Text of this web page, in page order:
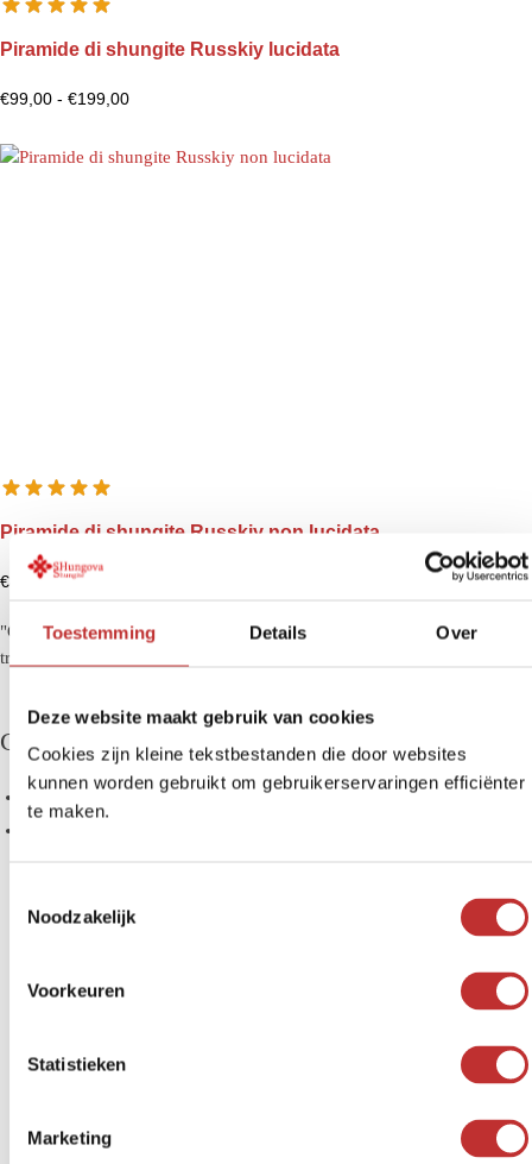
Toestemming Details Over
Deze website maakt gebruik van cookies
Cookies zijn kleine tekstbestanden die door websites
kunnen worden gebruikt om gebruikerservaringen efficiënter
te maken.
Noodzakelijk
Voorkeuren
Statistieken
Marketing
Piramide di shungite Russkiy lucidata
€99,00 - €199,00
Piramide di shungite Russkiy non lucidata
€ 89,00 - €189,00
"Ottimo prodotto. Questo è il mio secondo serbatoio d'acqua prima di
trasferirmi in un'altra stanza".
Con tutta la famiglia all'acqua salutare
a partire da 3 persone